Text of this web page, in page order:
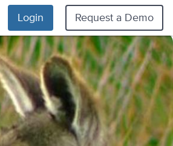
Login Request a Demo